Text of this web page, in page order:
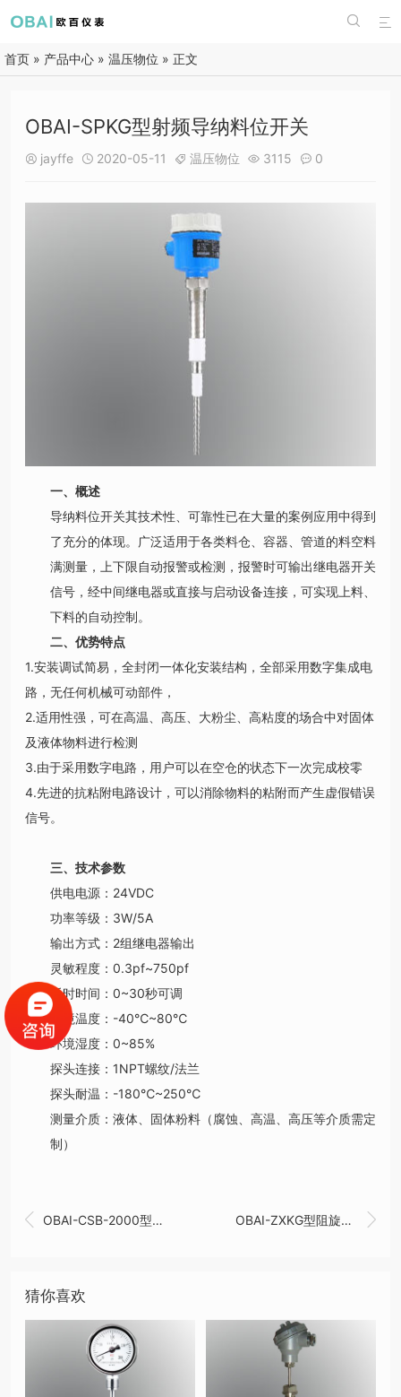


首页 » 产品中心 » 温压物位 » 正文
OBAI-SPKG型射频导纳料位开关
 jayffe  2020-05-11  温压物位  3115  0
一、概述
导纳料位开关其技术性、可靠性已在大量的案例应用中得到
了充分的体现。广泛适用于各类料仓、容器、管道的料空料
满测量，上下限自动报警或检测，报警时可输出继电器开关
信号，经中间继电器或直接与启动设备连接，可实现上料、
下料的自动控制。
二、优势特点
1.安装调试简易，全封闭一体化安装结构，全部采用数字集成电
路，无任何机械可动部件，
2.适用性强，可在高温、高压、大粉尘、高粘度的场合中对固体
及液体物料进行检测
3.由于采用数字电路，用户可以在空仓的状态下一次完成校零
4.先进的抗粘附电路设计，可以消除物料的粘附而产生虚假错误
信号。
三、技术参数
供电电源：24VDC
功率等级：3W/5A
输出方式：2组继电器输出
灵敏程度：0.3pf~750pf
延时时间：0~30秒可调
环境温度：-40℃~80℃
环境湿度：0~85%
探头连接：1NPT螺纹/法兰
探头耐温：-180℃~250℃
测量介质：液体、固体粉料（腐蚀、高温、高压等介质需定
制）
 OBAI-CSB-2000型超声波液位计/液位差计 
OBAI-ZXKG型阻旋料位开关
猜你喜欢